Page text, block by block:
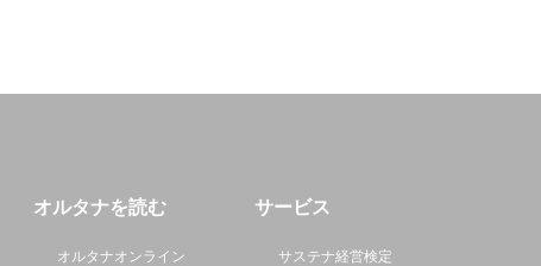
オルタナを読む
オルタナオンライン
サービス
サステナ経営検定